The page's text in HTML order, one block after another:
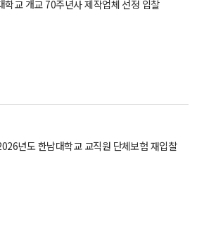
학교 개교 70주년사 제작업체 선정 입찰
년도 한남대학교 교직원 단체보험 재입찰